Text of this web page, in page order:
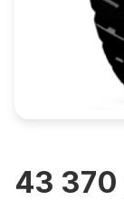
43 370